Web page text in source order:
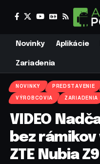
Novinky Aplikácie
Zariadenia
NOVINKY PREDSTAVENIE
VÝROBCOVIA ZARIADENIA
VIDEO
bez
ZTE Nubia